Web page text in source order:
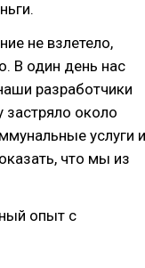
не взлетело,
В один день нас
разработчики
застряло около
услуги и
что мы из
опыт с